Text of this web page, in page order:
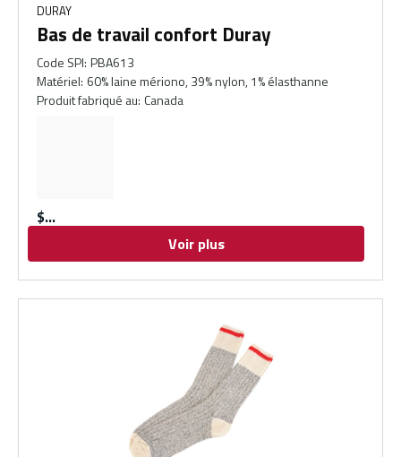
DURAY
Bas de travail confort Duray
Code SPI: PBA613
Matériel: 60% laine mériono, 39% nylon, 1% élasthanne
Produit fabriqué au: Canada
$
Voir plus